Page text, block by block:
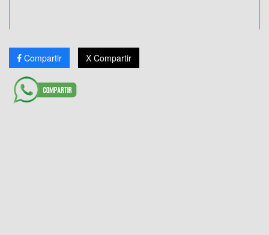
Compartir X Compartir